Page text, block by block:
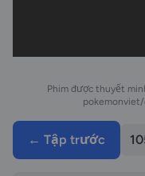
Phim được thuyết
← Tập trước